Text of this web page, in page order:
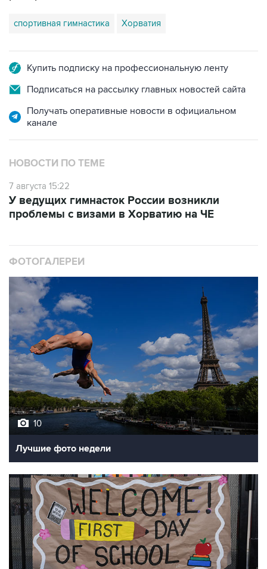
спортивная гимнастика Хорватия
Купить подписку на профессиональную ленту
Подписаться на рассылку главных новостей сайта
Получать оперативные новости в официальном
канале
НОВОСТИ ПО ТЕМЕ
7 августа 15:22
У ведущих гимнасток России возникли
проблемы с визами в Хорватию на ЧЕ
ФОТОГАЛЕРЕИ
10
Лучшие фото недели